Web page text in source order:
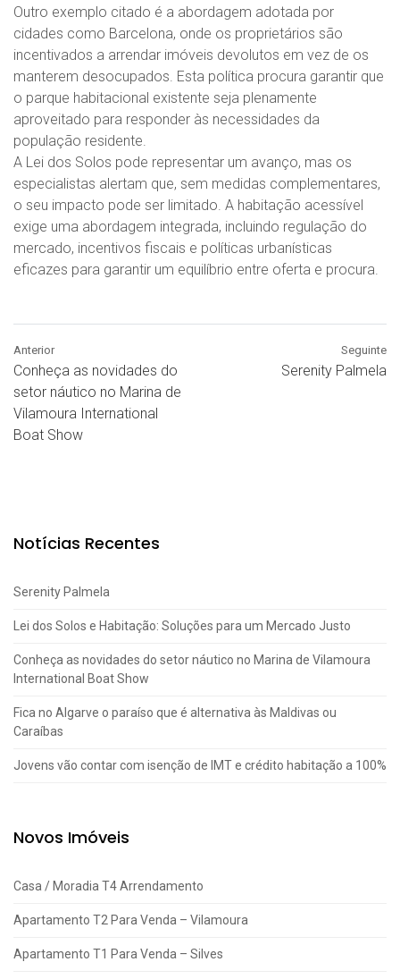
Outro exemplo citado é a abordagem adotada por
cidades como Barcelona, onde os proprietários são
incentivados a arrendar imóveis devolutos em vez de os
manterem desocupados. Esta política procura garantir que
o parque habitacional existente seja plenamente
aproveitado para responder às necessidades da
população residente.
A Lei dos Solos pode representar um avanço, mas os
especialistas alertam que, sem medidas complementares,
o seu impacto pode ser limitado. A habitação acessível
exige uma abordagem integrada, incluindo regulação do
mercado, incentivos fiscais e políticas urbanísticas
eficazes para garantir um equilíbrio entre oferta e procura.
Anterior
Conheça as novidades do
setor náutico no Marina de
Vilamoura International
Boat Show
Seguinte
Serenity Palmela
Notícias Recentes
Serenity Palmela
Lei dos Solos e Habitação: Soluções para um Mercado Justo
Conheça as novidades do setor náutico no Marina de Vilamoura
International Boat Show
Fica no Algarve o paraíso que é alternativa às Maldivas ou
Caraíbas
Jovens vão contar com isenção de IMT e crédito habitação a 100%
Novos Imóveis
Casa / Moradia T4 Arrendamento
Apartamento T2 Para Venda – Vilamoura
Apartamento T1 Para Venda – Silves